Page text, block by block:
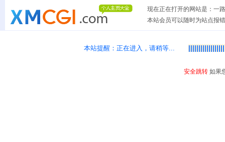
现在正在打开的网站是：一
本站会员可以随时为站点报